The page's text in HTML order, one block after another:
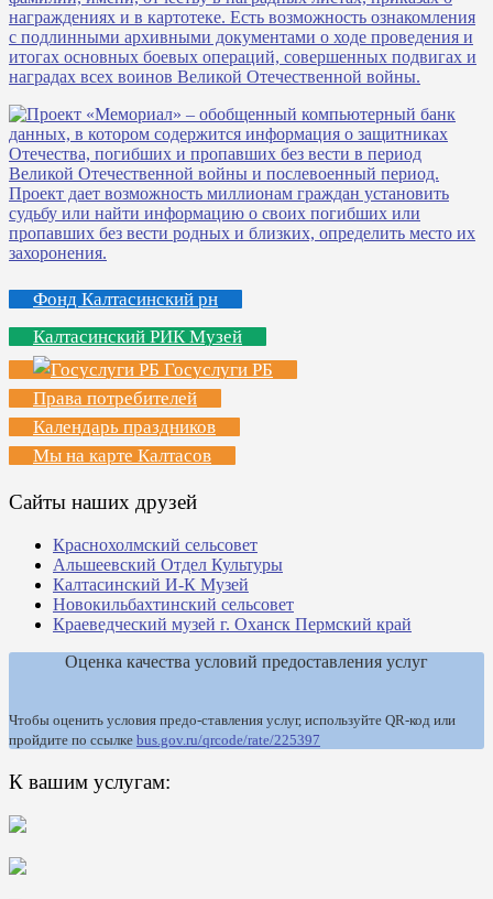
Фонд Калтасинский рн
Калтасинский РИК Музей
Госуслуги РБ
Права потребителей
Календарь праздников
Мы на карте Калтасов
Сайты наших друзей
Краснохолмский сельсовет
Альшеевский Отдел Культуры
Калтасинский И-К Музей
Новокильбахтинский сельсовет
Краеведческий музей г. Оханск Пермский край
Оценка качества условий предоставления услуг
Чтобы оценить условия предо-ставления услуг, используйте QR-код или
пройдите по ссылке bus.gov.ru/qrcode/rate/225397
К вашим услугам: